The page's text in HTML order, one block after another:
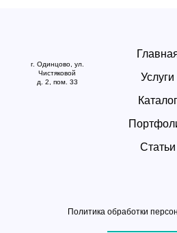
г. Одинцово, ул.
Чистяковой
д. 2, пом. 33
Услуги
Каталог
Статьи
Политика обработки